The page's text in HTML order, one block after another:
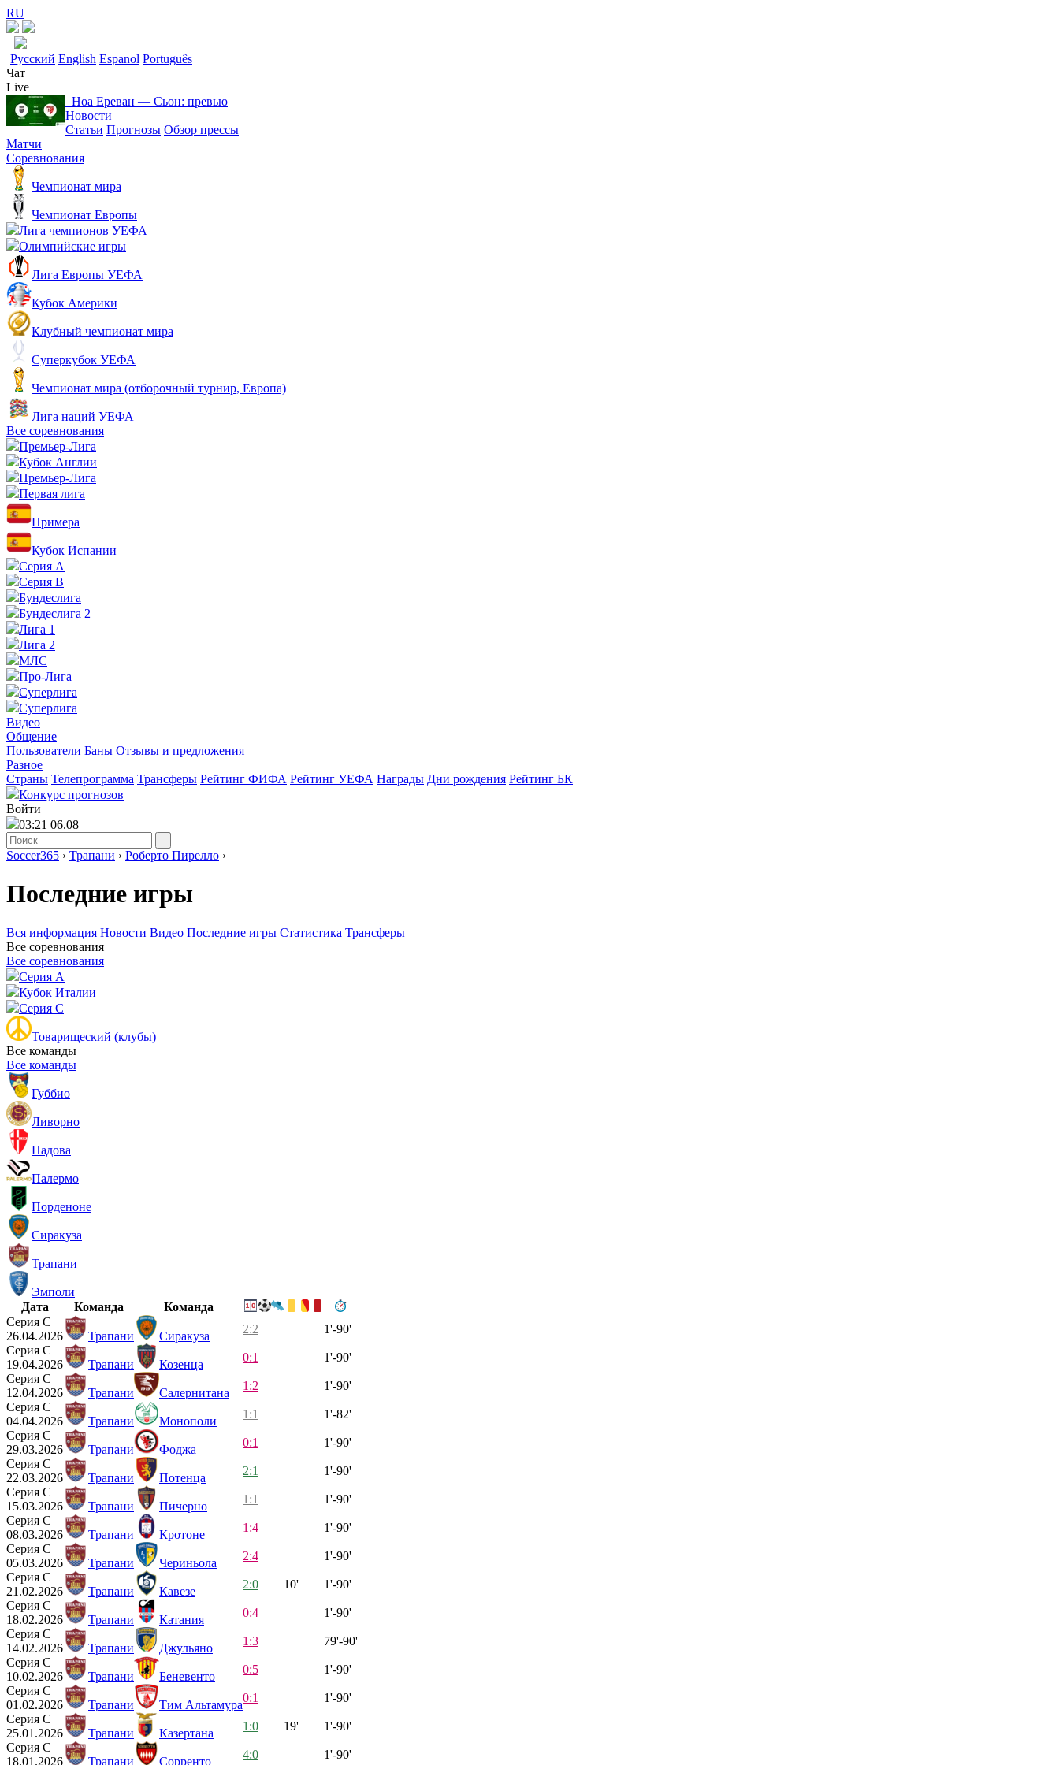
RU
Русский English Espanol Português
Чат
Live
Ноа Ереван ― Сьон: превью
Новости
Статьи Прогнозы Обзор прессы
Матчи
Соревнования
Чемпионат мира
Чемпионат Европы
Лига чемпионов УЕФА
Олимпийские игры
Лига Европы УЕФА
Кубок Америки
Клубный чемпионат мира
Суперкубок УЕФА
Чемпионат мира (отборочный турнир, Европа)
Лига наций УЕФА
Все соревнования
Премьер-Лига
Кубок Англии
Премьер-Лига
Первая лига
Примера
Кубок Испании
Серия А
Серия B
Бундеслига
Бундеслига 2
Лига 1
Лига 2
МЛС
Про-Лига
Суперлига
Суперлига
Видео
Общение
Пользователи Баны Отзывы и предложения
Разное
Страны Телепрограмма Трансферы Рейтинг ФИФА Рейтинг УЕФА Награды Дни рождения Рейтинг БК
Конкурс прогнозов
Войти
03:21 06.08
Soccer365 › Трапани › Роберто Пирелло ›
Последние игры
Вся информация Новости Видео Последние игры Статистика Трансферы
Все соревнования
Все соревнования
Серия А
Кубок Италии
Серия C
Товарищеский (клубы)
Все команды
Все команды
Губбио
Ливорно
Падова
Палермо
Порденоне
Сиракуза
Трапани
Эмполи
Дата
Команда
Команда
Серия C
26.04.2026
Трапани Сиракуза
2:2
1'-90'
Серия C
19.04.2026
Трапани Козенца
0:1
1'-90'
Серия C
12.04.2026
Трапани Салернитана
1:2
1'-90'
Серия C
04.04.2026
Трапани Монополи
1:1
1'-82'
Серия C
29.03.2026
Трапани Фоджа
0:1
1'-90'
Серия C
22.03.2026
Трапани Потенца
2:1
1'-90'
Серия C
15.03.2026
Трапани Пичерно
1:1
1'-90'
Серия C
08.03.2026
Трапани Кротоне
1:4
1'-90'
Серия C
05.03.2026
Трапани Чериньола
2:4
1'-90'
Серия C
21.02.2026
Трапани Кавезе
2:0 10'
1'-90'
Серия C
18.02.2026
Трапани Катания
0:4
1'-90'
Серия C
14.02.2026
Трапани Джульяно
1:3
79'-90'
Серия C
10.02.2026
Трапани Беневенто
0:5
1'-90'
Серия C
01.02.2026
Трапани Тим Альтамура
0:1
1'-90'
Серия C
25.01.2026
Трапани Казертана
1:0 19'
1'-90'
Серия C
18.01.2026
Трапани Сорренто
4:0 1'-90'